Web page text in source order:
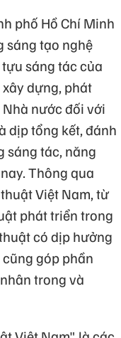
phố Hồ Chí Minh
sáng tạo nghệ
sáng tác của
dựng, phát
nước đối với
dịp tổng kết, đánh
sáng tác, năng
Thông qua
Việt Nam, từ
phát triển trong
có dịp hưởng
góp phần
trong và